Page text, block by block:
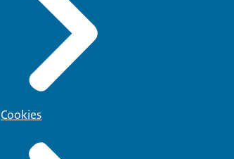
Cookies